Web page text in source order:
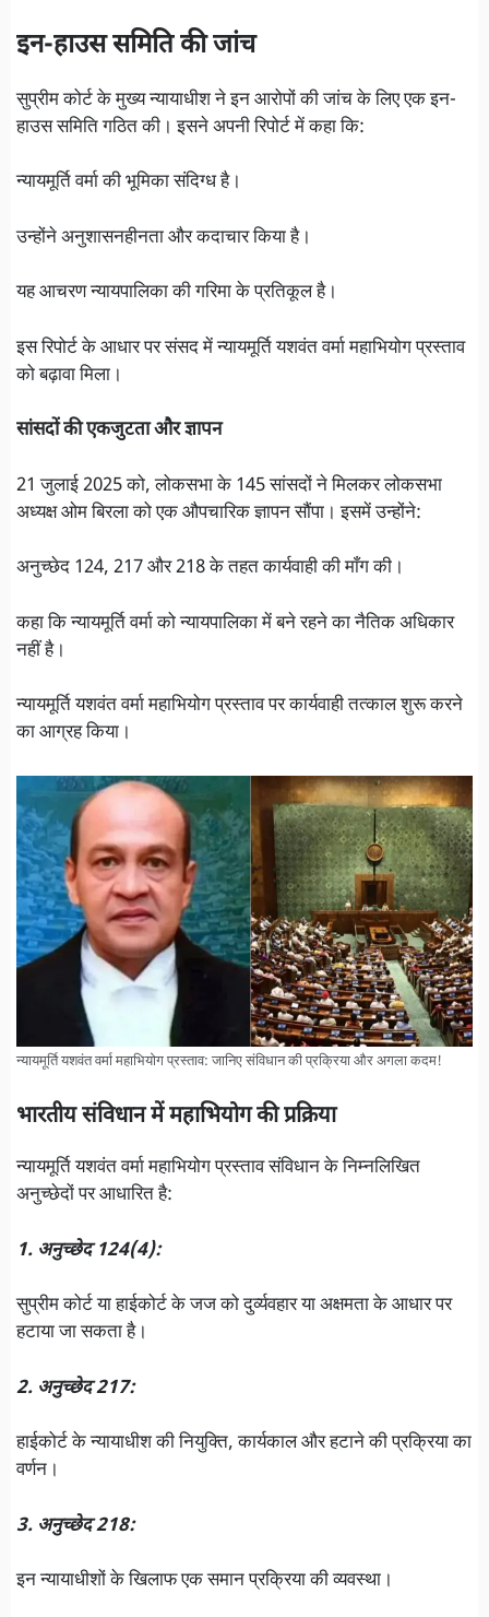
इन-हाउस समिति की जांच
सुप्रीम कोर्ट के मुख्य न्यायाधीश ने इन आरोपों की जांच के लिए एक इन-
हाउस समिति गठित की। इसने अपनी रिपोर्ट में कहा कि:
न्यायमूर्ति वर्मा की भूमिका संदिग्ध है।
उन्होंने अनुशासनहीनता और कदाचार किया है।
यह आचरण न्यायपालिका की गरिमा के प्रतिकूल है।
इस रिपोर्ट के आधार पर संसद में न्यायमूर्ति यशवंत वर्मा महाभियोग प्रस्ताव
को बढ़ावा मिला।
सांसदों की एकजुटता और ज्ञापन
21 जुलाई 2025 को, लोकसभा के 145 सांसदों ने मिलकर लोकसभा
अध्यक्ष ओम बिरला को एक औपचारिक ज्ञापन सौंपा। इसमें उन्होंने:
अनुच्छेद 124, 217 और 218 के तहत कार्यवाही की माँग की।
कहा कि न्यायमूर्ति वर्मा को न्यायपालिका में बने रहने का नैतिक अधिकार
नहीं है।
न्यायमूर्ति यशवंत वर्मा महाभियोग प्रस्ताव पर कार्यवाही तत्काल शुरू करने
का आग्रह किया।
न्यायमूर्ति यशवंत वर्मा महाभियोग प्रस्ताव: जानिए संविधान की प्रक्रिया और अगला कदम!
भारतीय संविधान में महाभियोग की प्रक्रिया
न्यायमूर्ति यशवंत वर्मा महाभियोग प्रस्ताव संविधान के निम्नलिखित
अनुच्छेदों पर आधारित है:
1. अनुच्छेद 124(4):
सुप्रीम कोर्ट या हाईकोर्ट के जज को दुर्व्यवहार या अक्षमता के आधार पर
हटाया जा सकता है।
2. अनुच्छेद 217:
हाईकोर्ट के न्यायाधीश की नियुक्ति, कार्यकाल और हटाने की प्रक्रिया का
वर्णन।
3. अनुच्छेद 218:
इन न्यायाधीशों के खिलाफ एक समान प्रक्रिया की व्यवस्था।